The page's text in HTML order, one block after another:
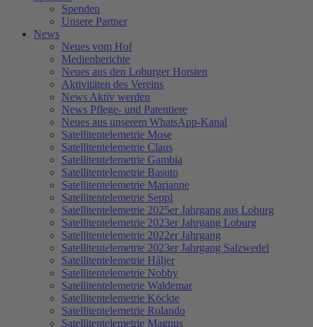
Spenden
Unsere Partner
News
Neues vom Hof
Medienberichte
Neues aus den Loburger Horsten
Aktivitäten des Vereins
News Aktiv werden
News Pflege- und Patentiere
Neues aus unserem WhatsApp-Kanal
Satellitentelemetrie Mose
Satellitentelemetrie Claus
Satellitentelemetrie Gambia
Satellitentelemetrie Basuto
Satellitentelemetrie Marianne
Satellitentelemetrie Seppl
Satellitentelemetrie 2025er Jahrgang aus Loburg
Satellitentelemetrie 2023er Jahrgang Loburg
Satellitentelemetrie 2022er Jahrgang
Satellitentelemetrie 2023er Jahrgang Salzwedel
Satellitentelemetrie Håljer
Satellitentelemetrie Nobby
Satellitentelemetrie Waldemar
Satellitentelemetrie Köckte
Satellitentelemetrie Rolando
Satellitentelemetrie Magnus